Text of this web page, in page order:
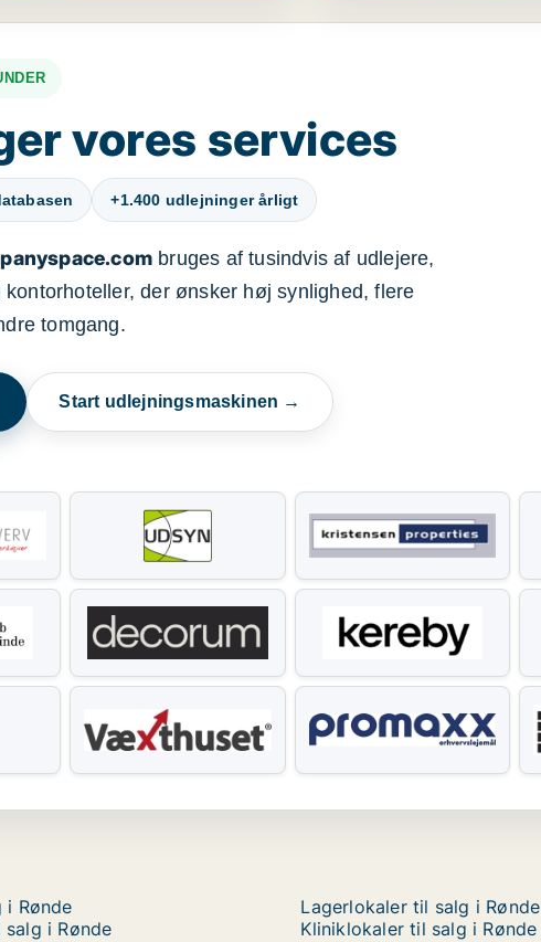
vores services
+1.400 udlejninger årligt
bruges af tusindvis af udlejere,
der ønsker høj synlighed, flere
tomgang.
Start udlejningsmaskinen →
i Rønde
Lagerlokaler til salg i Rønde
i Rønde
Kliniklokaler til salg i Rønde